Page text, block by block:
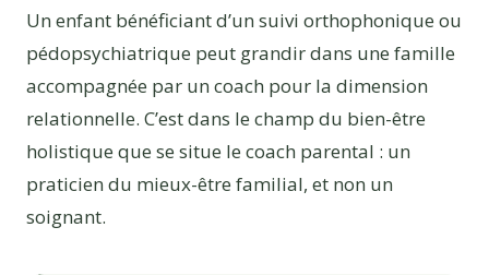
Un enfant bénéficiant d’un suivi orthophonique ou
pédopsychiatrique peut grandir dans une famille
accompagnée par un coach pour la dimension
relationnelle. C’est dans le champ du bien-être
holistique que se situe le coach parental : un
praticien du mieux-être familial, et non un
soignant.